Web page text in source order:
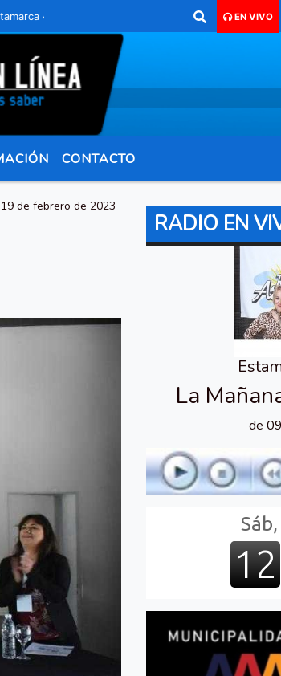
436 Resistencia Chaco para comunicarte 362EN VIVO
CONTACTO
19 de febrero de 2023
RADIO EN
La
de